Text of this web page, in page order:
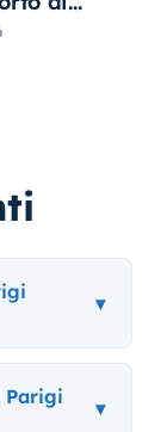
Ritiro,
▾
Parigi
▾